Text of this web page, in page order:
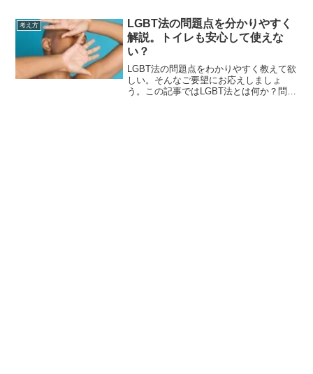
います。気が進まないけどやらないわけ
にいかないという方必見
考え方
LGBT法の問題点を分かりやすく
解説。トイレも安心して使えな
い？
LGBT法の問題点をわかりやすく教えて欲
しい。そんなご要望にお応えしましょ
う。この記事ではLGBT法とは何か？問題